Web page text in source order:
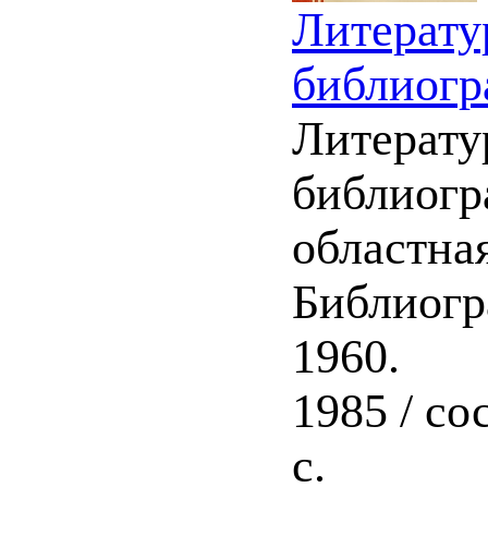
1960.
1985 /
с.